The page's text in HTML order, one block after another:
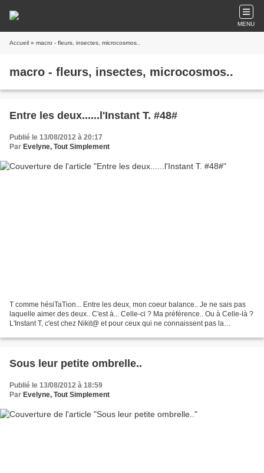
MENU
Accueil » macro - fleurs, insectes, microcosmos..
macro - fleurs, insectes, microcosmos..
Entre les deux......l'Instant T. #48#
Publié le 13/08/2012 à 20:17
Par Evelyne, Tout Simplement
T comme hésiTaTion... Entre les deux, mon coeur balance.. Je ne sais pas
laquelle aimer des deux.. C'est à... Celle-ci ? Ma préférence.. Ou à Celle-là ?
L'Instant T, c'est chez Nikit@ et pour ceux qui ne connaissent pas la
Sous leur petite ombrelle..
Publié le 13/08/2012 à 18:59
Par Evelyne, Tout Simplement